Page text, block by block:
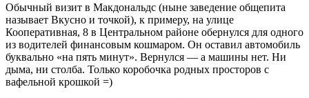
Обычный визит в Макдональдс (ныне заведение общепита
называет Вкусно и точкой), к примеру, на улице
Кооперативная, 8 в Центральном районе обернулся для одного
из водителей финансовым кошмаром. Он оставил автомобиль
буквально «на пять минут». Вернулся — а машины нет. Ни
дыма, ни столба. Только коробочка родных просторов с
вафельной крошкой =)